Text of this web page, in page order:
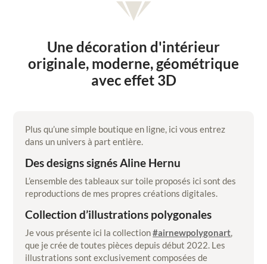
Une décoration d'intérieur
originale, moderne, géométrique
avec effet 3D
Plus qu’une simple boutique en ligne, ici vous entrez
dans un univers à part entière.
Des designs signés Aline Hernu
L’ensemble des tableaux sur toile proposés ici sont des
reproductions de mes propres créations digitales.
Collection d’illustrations polygonales
Je vous présente ici la collection#airnewpolygonart,
que je crée de toutes pièces depuis début 2022. Les
illustrations sont exclusivement composées de